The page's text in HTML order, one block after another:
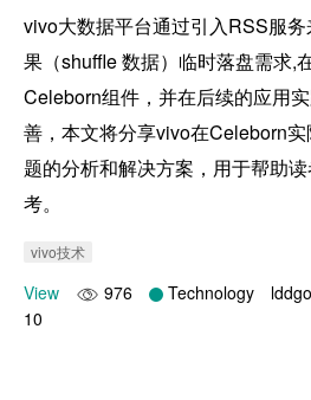
vivo大数据平台通过引入RSS服
果（shuffle 数据）临时落盘需求,
Celeborn组件，并在后续的应用
善，本文将分享vivo在Celeborn
题的分析和解决方案，用于帮助
考。
vivo技术
View 976 Technology lddgo
10